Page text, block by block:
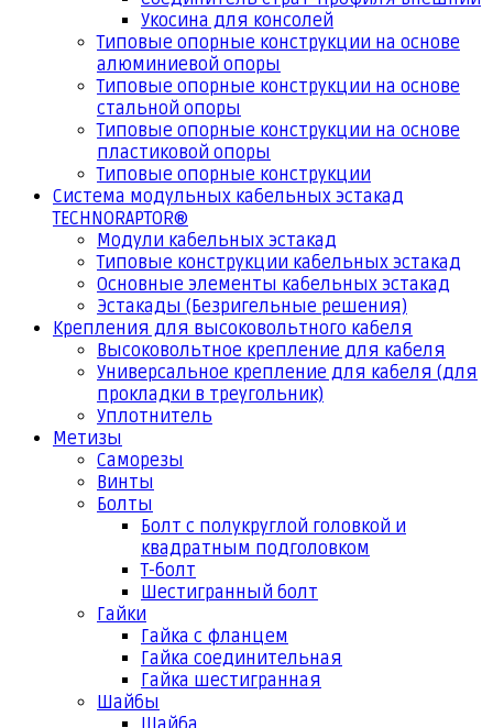
Укосина для консолей
Типовые опорные конструкции на основе
алюминиевой опоры
Типовые опорные конструкции на основе
стальной опоры
Типовые опорные конструкции на основе
пластиковой опоры
Типовые опорные конструкции
Система модульных кабельных эстакад
TECHNORAPTOR®
Модули кабельных эстакад
Типовые конструкции кабельных эстакад
Основные элементы кабельных эстакад
Эстакады (Безригельные решения)
Крепления для высоковольтного кабеля
Высоковольтное крепление для кабеля
Универсальное крепление для кабеля (для
прокладки в треугольник)
Уплотнитель
Метизы
Саморезы
Винты
Болты
Болт с полукруглой головкой и
квадратным подголовком
Т-болт
Шестигранный болт
Гайки
Гайка с фланцем
Гайка соединительная
Гайка шестигранная
Шайбы